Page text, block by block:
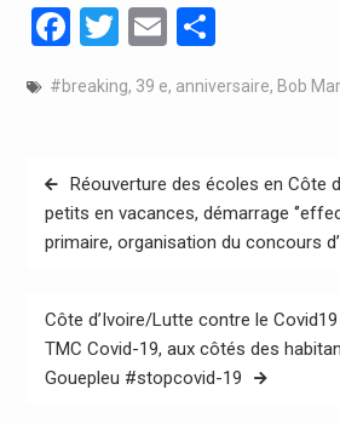
Facebook
Twitter
EmailPartager
#breaking, 39 e, anniversaire, Bob
Navigation
de
l’article
Réouverture des écoles en Côte
petits en vacances, démarrage
primaire, organisation du concours
Côte d’Ivoire/Lutte contre le Covid19
TMC Covid-19, aux côtés des
Gouepleu #stopcovid-19